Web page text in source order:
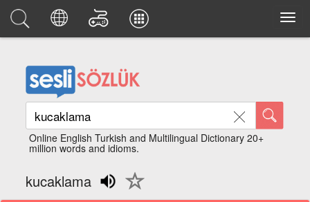
Online English Turkish and Multilingual Dictionary 20+
million words and idioms.
kucaklama